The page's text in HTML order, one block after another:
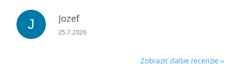
J Jozef
Hodnotenie obchodu je 5 z 5 hviezdičiek.
25.7.2026
Zobraziť ďalšie recenzie